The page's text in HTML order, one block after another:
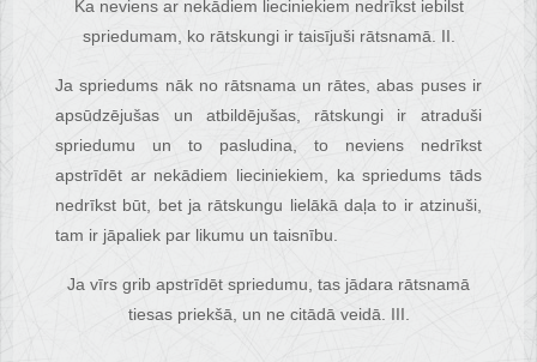
Ka neviens ar nekādiem lieciniekiem nedrīkst iebilst
spriedumam, ko rātskungi ir taisījuši rātsnamā. II.
Ja spriedums nāk no rātsnama un rātes, abas puses ir
apsūdzējušas un atbildējušas, rātskungi ir atraduši
spriedumu un to pasludina, to neviens nedrīkst
apstrīdēt ar nekādiem lieciniekiem, ka spriedums tāds
nedrīkst būt, bet ja rātskungu lielākā daļa to ir atzinuši,
tam ir jāpaliek par likumu un taisnību.
Ja vīrs grib apstrīdēt spriedumu, tas jādara rātsnamā
tiesas priekšā, un ne citādā veidā. III.